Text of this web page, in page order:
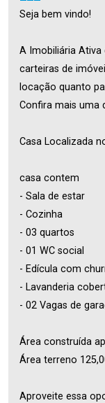
Seja bem vindo!
A Imobiliária
carteiras de
locação quanto
Confira mais uma
Casa Localizada
casa contem
- Sala de estar
- Cozinha
- 03 quartos
- 01 WC social
- Edícula com
- Lavanderia
- 02 Vagas de
Área construída
Área terreno
Aproveite essa